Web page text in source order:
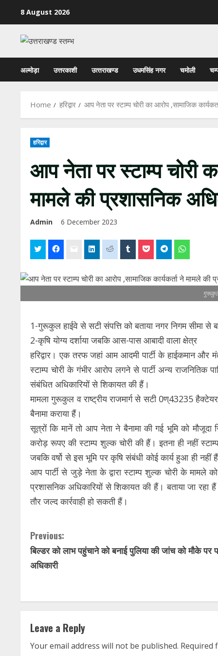
content
8 August 2026
अल्मोड़ा उत्तरकाशी उत्‍तराखण्‍ड उधमसिंह नगर चमोली
Home हरिद्वार आप नेता पर स्टाम्प चोरी का आरोप ,सामाजिक
हरिद्वार
आप नेता पर स्टाम्प चोरी
मामले की प्रशासनिक
Admin 6 December 2023
गुरूकुल
1-गुरूकुल हाईवे से सटी संपत्ति को बताया नगर निगम सीमा से
2-कृषि योग्य दर्शाया जबकि आस-पास आबादी वाला क्षेत्र
हरिद्वार। एक तरफ जहां आम आदमी पार्टी के हाईकमान और
स्टाम्प चोरी के गंभीर आरोप लगने से पार्टी अन्य राजनितिक
संबंधित अधिकारियों से शिकायत की हैं।
मामला गुरूकुल व राष्ट्रीय राजमार्ग से सटी 0ण्43235
बैनामा कराया हैं।
सूत्रों कि मानें तो आप नेता ने बैनामा की गई भूमि को मौजूदा
करोड़ रूपए की स्टाम्प शुल्क चोरी की हैं। इतना ही नहीं
जबकि वर्षो से इस भूमि पर कृषि संबंधी कोई कार्य हुआ ही
आप पार्टी से जुड़े नेता के द्वारा स्टाम्प शुल्क चोरी के मामले
प्रशासनिक अधिकारियों से शिकायत की हैं। बताया जा रहा
तौर जल्द कार्रवाही हो सकती हैं।
C
o
t
i
n
Previous:
बिल्डर को लाभ पहुंचाने को बनाई पुलिया की जांच को मौके पर
अधिकारी
Leave a Reply
Your email address will not be published. Required